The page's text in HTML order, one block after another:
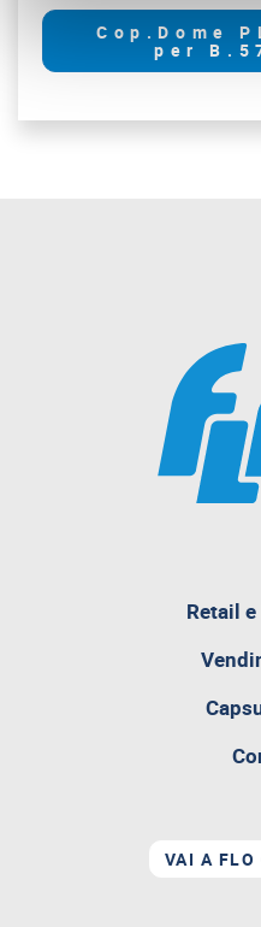
Cop.Dome
per
Retail e
VAI A FLO